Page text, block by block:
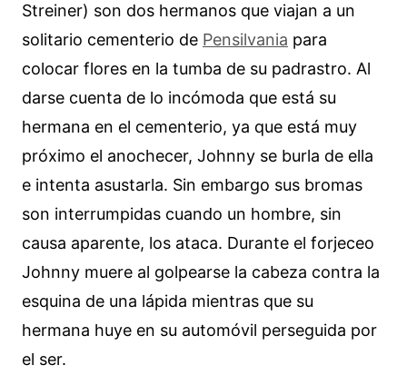
Streiner) son dos hermanos que viajan a un
solitario cementerio de Pensilvania para
colocar flores en la tumba de su padrastro. Al
darse cuenta de lo incómoda que está su
hermana en el cementerio, ya que está muy
próximo el anochecer, Johnny se burla de ella
e intenta asustarla. Sin embargo sus bromas
son interrumpidas cuando un hombre, sin
causa aparente, los ataca. Durante el forjeceo
Johnny muere al golpearse la cabeza contra la
esquina de una lápida mientras que su
hermana huye en su automóvil perseguida por
el ser.